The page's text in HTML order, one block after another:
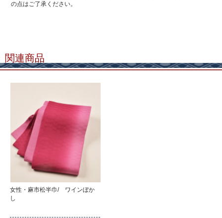
の点はご了承ください。
関連商品
女性・麻市松半巾/ ワインぼか
し